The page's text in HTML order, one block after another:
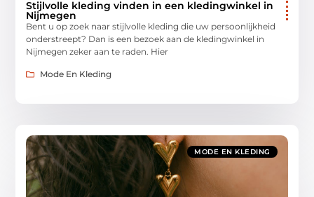
Stijlvolle kleding vinden in een kledingwinkel in
Nijmegen
Bent u op zoek naar stijlvolle kleding die uw persoonlijkheid
onderstreept? Dan is een bezoek aan de kledingwinkel in
Nijmegen zeker aan te raden. Hier
Mode En Kleding
MODE EN KLEDING